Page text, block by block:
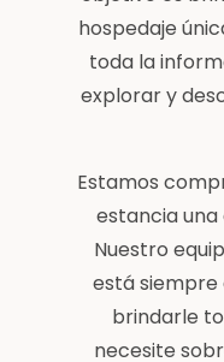
hospedaje
toda la
explorar y
Estamos
estancia una
Nuestro
está siempre
brindarle
necesite